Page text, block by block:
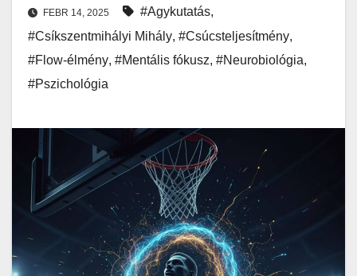
FEBR 14, 2025 #Agykutatás,
#Csíkszentmihályi Mihály, #Csúcsteljesítmény,
#Flow-élmény, #Mentális fókusz, #Neurobiológia,
#Pszichológia